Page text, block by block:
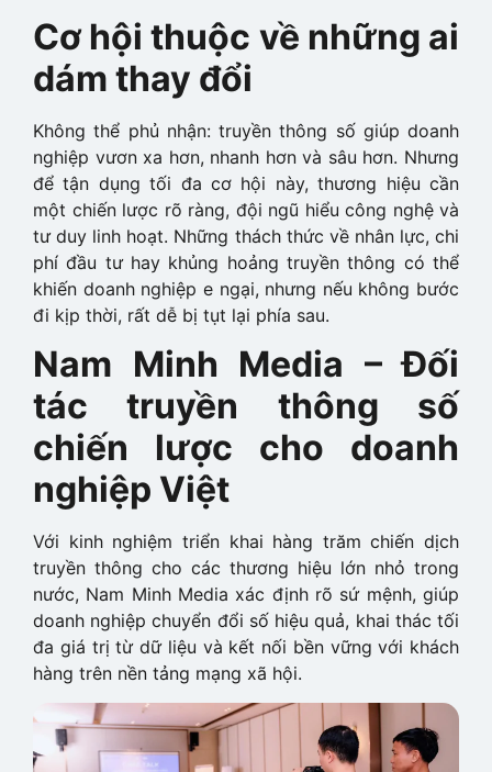
Cơ hội thuộc về những ai
dám thay đổi
Không thể phủ nhận: truyền thông số giúp doanh
nghiệp vươn xa hơn, nhanh hơn và sâu hơn. Nhưng
để tận dụng tối đa cơ hội này, thương hiệu cần
một chiến lược rõ ràng, đội ngũ hiểu công nghệ và
tư duy linh hoạt. Những thách thức về nhân lực, chi
phí đầu tư hay khủng hoảng truyền thông có thể
khiến doanh nghiệp e ngại, nhưng nếu không bước
đi kịp thời, rất dễ bị tụt lại phía sau.
Nam Minh Media – Đối
tác truyền thông số
chiến lược cho doanh
nghiệp Việt
Với kinh nghiệm triển khai hàng trăm chiến dịch
truyền thông cho các thương hiệu lớn nhỏ trong
nước, Nam Minh Media xác định rõ sứ mệnh, giúp
doanh nghiệp chuyển đổi số hiệu quả, khai thác tối
đa giá trị từ dữ liệu và kết nối bền vững với khách
hàng trên nền tảng mạng xã hội.